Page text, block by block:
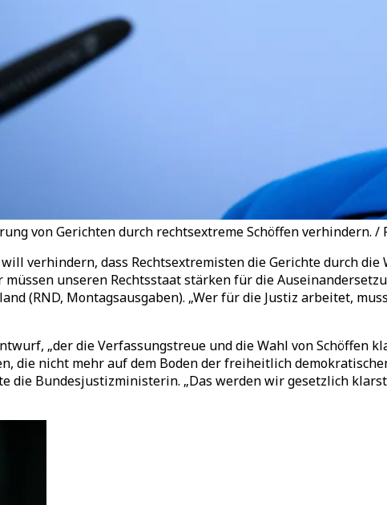
von Gerichten durch rechtsextreme Schöffen verhindern. /
verhindern, dass Rechtsextremisten die Gerichte durch
unseren Rechtsstaat stärken für die
(RND, Montagsausgaben). „Wer für die Justiz arbeitet,
„der die Verfassungstreue und die Wahl von Schöffen
die nicht mehr auf dem Boden der freiheitlich
die Bundesjustizministerin. „Das werden wir gesetzlich